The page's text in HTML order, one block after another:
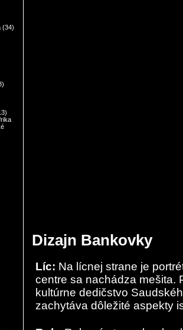
(34)
Dizajn Bankovky
Líc: Na lícnej strane je
centre sa nachádza mešita.
kultúrne dedičstvo
zachytáva dôležité aspekty